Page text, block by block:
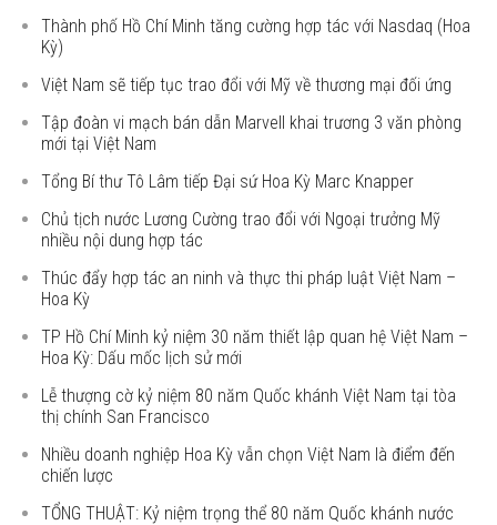
Thành phố Hồ Chí Minh tăng cường hợp tác với Nasdaq (Hoa
Kỳ)
Việt Nam sẽ tiếp tục trao đổi với Mỹ về thương mại đối ứng
Tập đoàn vi mạch bán dẫn Marvell khai trương 3 văn phòng
mới tại Việt Nam
Tổng Bí thư Tô Lâm tiếp Đại sứ Hoa Kỳ Marc Knapper
Chủ tịch nước Lương Cường trao đổi với Ngoại trưởng Mỹ
nhiều nội dung hợp tác
Thúc đẩy hợp tác an ninh và thực thi pháp luật Việt Nam –
Hoa Kỳ
TP Hồ Chí Minh kỷ niệm 30 năm thiết lập quan hệ Việt Nam –
Hoa Kỳ: Dấu mốc lịch sử mới
Lễ thượng cờ kỷ niệm 80 năm Quốc khánh Việt Nam tại tòa
thị chính San Francisco
Nhiều doanh nghiệp Hoa Kỳ vẫn chọn Việt Nam là điểm đến
chiến lược
TỔNG THUẬT: Kỷ niệm trọng thể 80 năm Quốc khánh nước